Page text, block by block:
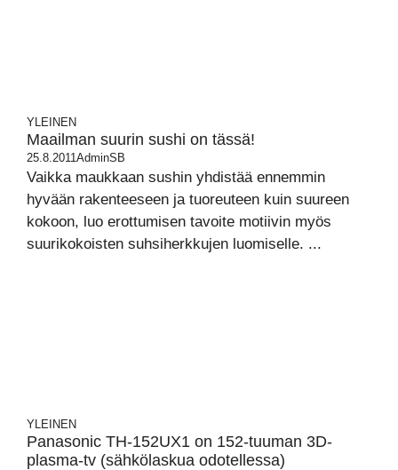
YLEINEN
Maailman suurin sushi on tässä!
25.8.2011AdminSB
Vaikka maukkaan sushin yhdistää ennemmin
hyvään rakenteeseen ja tuoreuteen kuin suureen
kokoon, luo erottumisen tavoite motiivin myös
suurikokoisten suhsiherkkujen luomiselle. ...
YLEINEN
Panasonic TH-152UX1 on 152-tuuman 3D-
plasma-tv (sähkölaskua odotellessa)